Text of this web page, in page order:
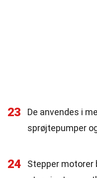
23
De anvendes i
sprøjtepumper
24
Stepper motorer